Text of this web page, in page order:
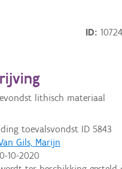
ID
lithisch materiaal
toevalsvondst ID 5843
Gils, Marijn
10-2020